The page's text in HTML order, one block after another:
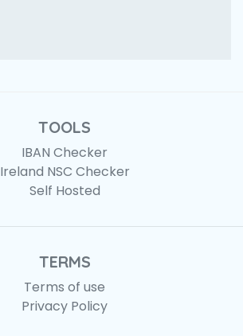
TOOLS
IBAN Checker
Ireland NSC Checker
Self Hosted
TERMS
Terms of use
Privacy Policy